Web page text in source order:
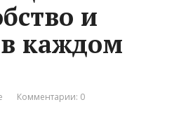
и
каждом
Комментарии: 0